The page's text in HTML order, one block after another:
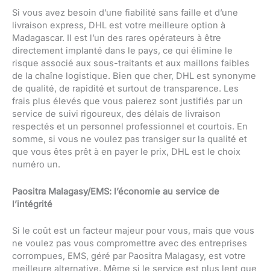
Si vous avez besoin d’une fiabilité sans faille et d’une
livraison express, DHL est votre meilleure option à
Madagascar. Il est l’un des rares opérateurs à être
directement implanté dans le pays, ce qui élimine le
risque associé aux sous-traitants et aux maillons faibles
de la chaîne logistique. Bien que cher, DHL est synonyme
de qualité, de rapidité et surtout de transparence. Les
frais plus élevés que vous paierez sont justifiés par un
service de suivi rigoureux, des délais de livraison
respectés et un personnel professionnel et courtois. En
somme, si vous ne voulez pas transiger sur la qualité et
que vous êtes prêt à en payer le prix, DHL est le choix
numéro un.
Paositra Malagasy/EMS: l’économie au service de
l’intégrité
Si le coût est un facteur majeur pour vous, mais que vous
ne voulez pas vous compromettre avec des entreprises
corrompues, EMS, géré par Paositra Malagasy, est votre
meilleure alternative. Même si le service est plus lent que